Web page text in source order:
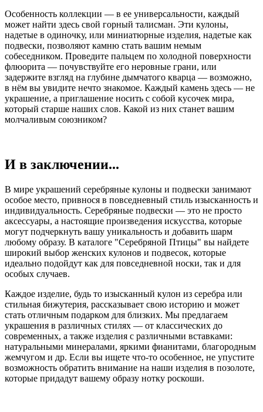
Особенность коллекции — в ее универсальности, каждый
может найти здесь свой горный талисман. Эти кулоны,
надетые в одиночку, или миниатюрные изделия, надетые как
подвески, позволяют камню стать вашим немым
собеседником. Проведите пальцем по холодной поверхности
флюорита — почувствуйте его неровные грани, или
задержите взгляд на глубине дымчатого кварца — возможно,
в нём вы увидите нечто знакомое. Каждый камень здесь — не
украшение, а приглашение носить с собой кусочек мира,
который старше наших слов. Какой из них станет вашим
молчаливым союзником?
И в заключении...
В мире украшений серебряные кулоны и подвески занимают
особое место, привнося в повседневный стиль изысканность и
индивидуальность. Серебряные подвески — это не просто
аксессуары, а настоящие произведения искусства, которые
могут подчеркнуть вашу уникальность и добавить шарм
любому образу. В каталоге "Серебряной Птицы" вы найдете
широкий выбор женских кулонов и подвесок, которые
идеально подойдут как для повседневной носки, так и для
особых случаев.
Каждое изделие, будь то изысканный кулон из серебра или
стильная бижутерия, рассказывает свою историю и может
стать отличным подарком для близких. Мы предлагаем
украшения в различных стилях — от классических до
современных, а также изделия с различными вставками:
натуральными минералами, яркими фианитами, благородным
жемчугом и др. Если вы ищете что-то особенное, не упустите
возможность обратить внимание на наши изделия в позолоте,
которые придадут вашему образу нотку роскоши.